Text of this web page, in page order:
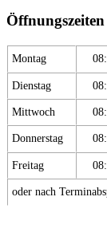
Montag
Dienstag
Mittwoch
Donnerstag
Freitag
oder nach